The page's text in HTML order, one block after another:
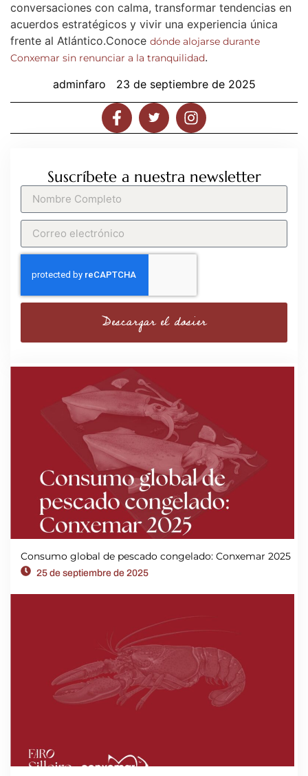
conversaciones con calma, transformar tendencias en
acuerdos estratégicos y vivir una experiencia única
frente al Atlántico.Conoce dónde alojarse durante
Conxemar sin renunciar a la tranquilidad.
adminfaro
23 de septiembre de 2025
Suscríbete a nuestra newsletter
Descargar el dosier
Consumo global de pescado congelado: Conxemar 2025
25 de septiembre de 2025